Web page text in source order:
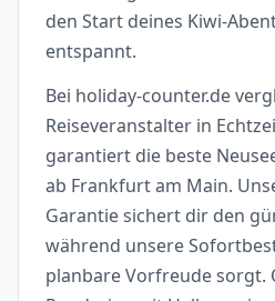
den Start deines Kiwi-
entspannt.
Bei holiday-counter.de
Reiseveranstalter in
garantiert die beste
ab Frankfurt am Main.
Garantie sichert dir den
während unsere
planbare Vorfreude sorgt.